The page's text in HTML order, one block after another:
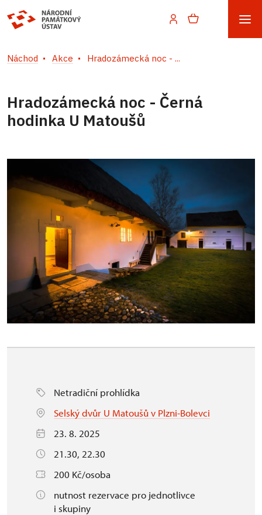
Náchod Akce Hradozámecká noc - ...
Hradozámecká noc - Černá
hodinka U Matoušů
Netradiční prohlídka
Selský dvůr U Matoušů v Plzni-Bolevci
23. 8. 2025
21.30, 22.30
200 Kč/osoba
nutnost rezervace pro jednotlivce
i skupiny